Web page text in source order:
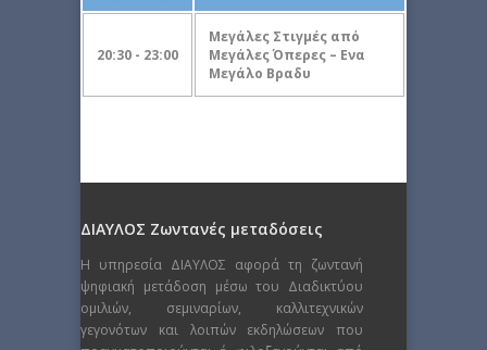
20:30 - 23:00
Μεγάλες Στιγμές από
Μεγάλες Όπερες – Ενα
Μεγάλο Βραδυ
ΔΙΑΥΛΟΣ Ζωντανές μεταδόσεις
Η υπηρεσία ΔΙΑΥΛΟΣ αφορά τη ζωντανή
ψηφιακή μετάδοση μέσω του Διαδικτύου
ομιλιών, σεμιναρίων, καλλιτεχνικών
γεγονότων και λοιπών εκδηλώσεων που